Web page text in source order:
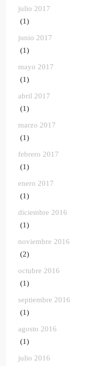
julio 2017
(1)
junio 2017
(1)
mayo 2017
(1)
abril 2017
(1)
marzo 2017
(1)
febrero 2017
(1)
enero 2017
(1)
diciembre 2016
(1)
noviembre 2016
(2)
octubre 2016
(1)
septiembre 2016
(1)
agosto 2016
(1)
julio 2016